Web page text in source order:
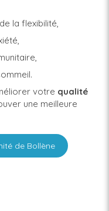
la flexibilité,
votre qualité
une meilleure
de Bollène